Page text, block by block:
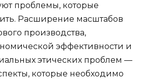
проблемы, которые
Расширение масштабов
производства,
эффективности и
этических проблем —
которые необходимо